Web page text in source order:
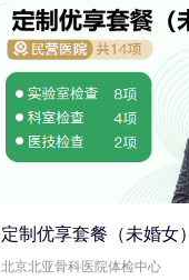
定制优享套餐（未婚女）
北京北亚骨科医院体检中心